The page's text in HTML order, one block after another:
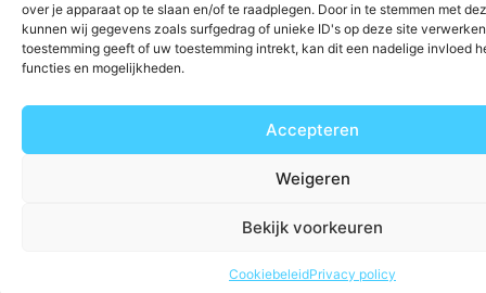
over je apparaat op te slaan en/of te raadplegen. Door in te stemmen met
kunnen wij gegevens zoals surfgedrag of unieke ID's op deze site
toestemming geeft of uw toestemming intrekt, kan dit een nadelige invloed
functies en mogelijkheden.
Accepteren
Weigeren
Bekijk voorkeuren
CookiebeleidPrivacy policy